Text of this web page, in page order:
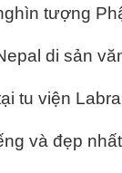
tượng
di sản
tu viện
và đẹp